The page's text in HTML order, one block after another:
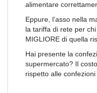
alimentare
Eppure, l’asso nella
la tariffa di rete per
MIGLIORE di quella
Hai presente la
supermercato? Il
rispetto alle confezioni